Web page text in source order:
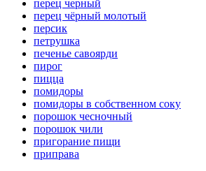
перец черный
перец чёрный молотый
персик
петрушка
печенье савоярди
пирог
пицца
помидоры
помидоры в собственном соку
порошок чесночный
порошок чили
пригорание пищи
приправа